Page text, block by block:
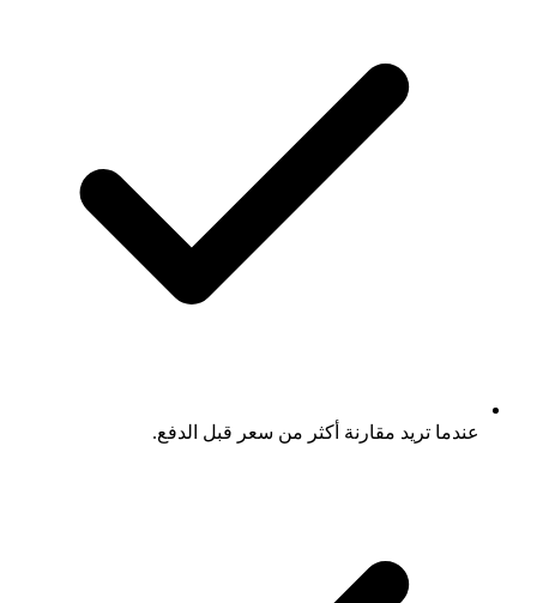
عندما تريد مقارنة أكثر من سعر قبل الدفع.